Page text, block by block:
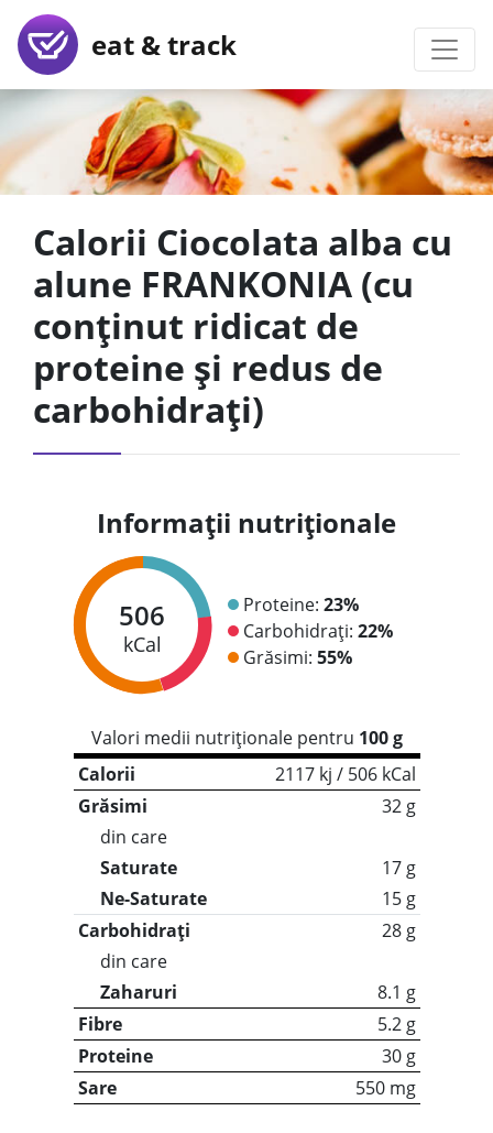
eat & track
Calorii Ciocolata alba cu
alune FRANKONIA (cu
conținut ridicat de
proteine și redus de
carbohidrați)
Informații nutriționale
506
kCal
Proteine: 23%
Carbohidrați: 22%
Grăsimi: 55%
Valori medii nutriționale pentru 100 g
Calorii
2117 kj / 506 kCal
Grăsimi
32 g
din care
Saturate
17 g
Ne-Saturate
15 g
Carbohidrați
28 g
din care
Zaharuri
8.1 g
Fibre
5.2 g
Proteine
30 g
Sare
550 mg